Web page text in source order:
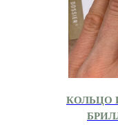
КОЛЬЦО